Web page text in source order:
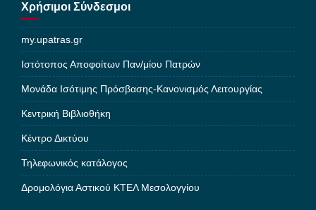
Χρήσιμοι Σύνδεσμοι
my.upatras.gr
Ιστότοπος Αποφοίτων Παν/μίου Πατρών
Μονάδα Ισότιμης Πρόσβασης-Κανονισμός Λειτουργίας
Κεντρική Βιβλιοθήκη
Κέντρο Δικτύου
Τηλεφωνικός κατάλογος
Δρομολόγια Αστικού ΚΤΕΛ Μεσολογγίου